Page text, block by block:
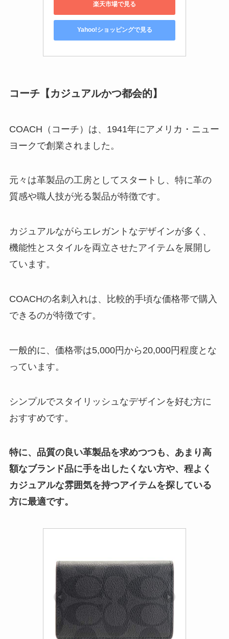
楽天市場で見る
Yahoo!ショッピングで見る
コーチ【カジュアルかつ都会的】
COACH（コーチ）は、1941年にアメリカ・ニュー
ヨークで創業されました。
元々は革製品の工房としてスタートし、特に革の
質感や職人技が光る製品が特徴です。
カジュアルながらエレガントなデザインが多く、
機能性とスタイルを両立させたアイテムを展開し
ています。
COACHの名刺入れは、比較的手頃な価格帯で購入
できるのが特徴です。
一般的に、価格帯は5,000円から20,000円程度とな
っています。
シンプルでスタイリッシュなデザインを好む方に
おすすめです。
特に、品質の良い革製品を求めつつも、あまり高
額なブランド品に手を出したくない方や、程よく
カジュアルな雰囲気を持つアイテムを探している
方に最適です。